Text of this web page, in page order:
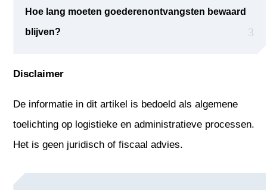
Hoe lang moeten goederenontvangsten bewaard
blijven?
Disclaimer
De informatie in dit artikel is bedoeld als algemene
toelichting op logistieke en administratieve processen.
Het is geen juridisch of fiscaal advies.